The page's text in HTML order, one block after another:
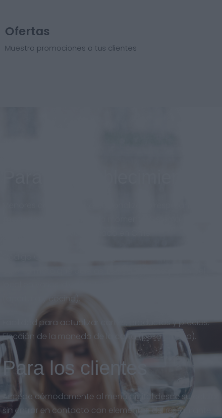
Ofertas
Muestra promociones a tus clientes
(apertura y cocina).
Facilidad para actualizar cartas, productos y precios.
Elección de la moneda de la carta (peso chileno).
Para los clientes
Accede cómodamente al menú digital desde su celular
sin entrar en contacto con elementos del restaurante.